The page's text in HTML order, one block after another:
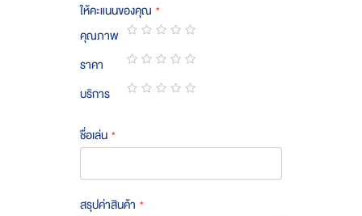
ให้คะแนนของคุณ
คุณภาพ
1
star
2
stars
3
stars
4
stars
5
stars
ราคา
1
star
2
stars
3
stars
4
stars
5
stars
บริการ
ชื่อเล่น
สรุปค่าสินค้า